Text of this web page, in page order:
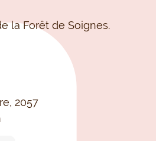
la Forêt de Soignes.
2057